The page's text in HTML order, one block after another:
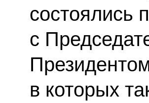
состоялись
с
в которых